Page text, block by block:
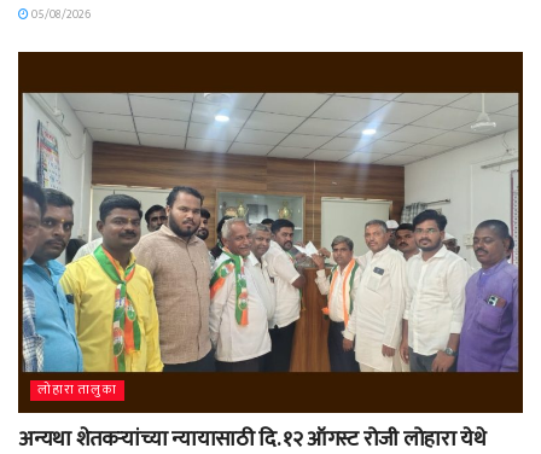
05/08/2026
लोहारा तालुका
अन्यथा शेतकऱ्यांच्या न्यायासाठी दि. १२ ऑगस्ट रोजी लोहारा येथे